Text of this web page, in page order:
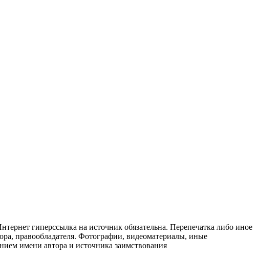
гиперссылка на источник обязательна. Перепечатка либо иное
правообладателя. Фотографии, видеоматериалы, иные
имени автора и источника заимствования